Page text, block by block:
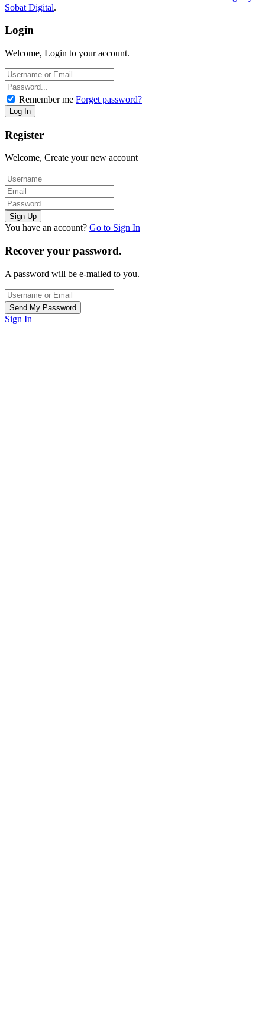
Sobat Digital.
Login
Welcome, Login to your account.
Remember me Forget password?
Register
Welcome, Create your new account
You have an account? Go to Sign In
Recover your password.
A password will be e-mailed to you.
Sign In